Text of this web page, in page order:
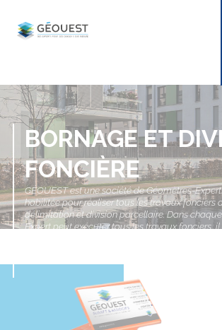
BORNAGE ET
FONCIÈRE
GÉOUEST est une société de Géomètres-
habilitée pour réaliser tous les travaux fonciers
délimitation et division parcellaire. Dans
Expert peut exécuter tous les travaux fonciers,
plusieurs équipes foncières formées et